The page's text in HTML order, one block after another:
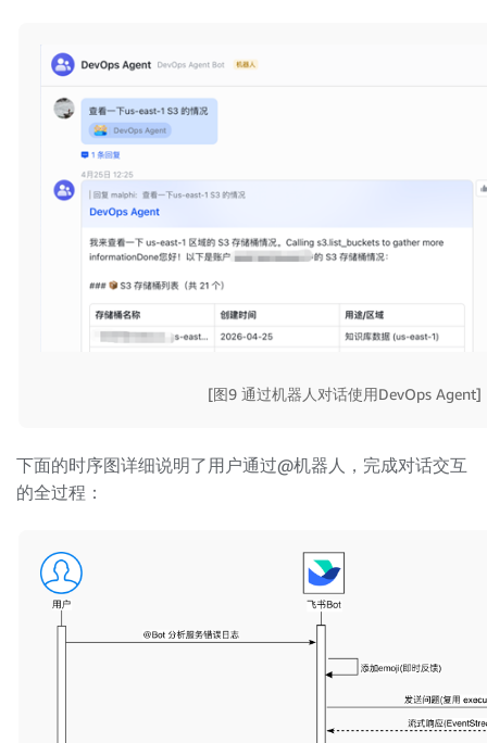
except Exception
        logger
with _lock:
            _sessions
return "调用 DevOps Agent 失败，已重置会话，请
[图9 通过机器人对话使用DevOps Agent]
下面的时序图详细说明了用户通过@机器人，完成对话交互
的全过程：